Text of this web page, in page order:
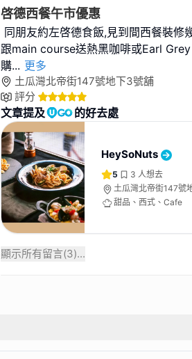
啓德西餐午市優惠
同朋友約左啓德食飯,見到間西餐裝修
跟main course送熱黑咖啡或Earl
購... 更多
土瓜灣北帝街147號地下3號舖
評分
文章提及 的好去處
HeySoNuts
5 3 人想去
土瓜灣北帝街147號
甜品、西式、Cafe
顯示所有留言(3)...